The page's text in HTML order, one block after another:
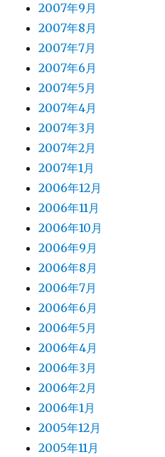
2007年9月
2007年8月
2007年7月
2007年6月
2007年5月
2007年4月
2007年3月
2007年2月
2007年1月
2006年12月
2006年11月
2006年10月
2006年9月
2006年8月
2006年7月
2006年6月
2006年5月
2006年4月
2006年3月
2006年2月
2006年1月
2005年12月
2005年11月